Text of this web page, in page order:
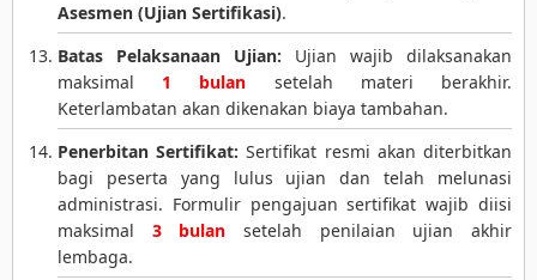
Asesmen (Ujian Sertifikasi).
Batas Pelaksanaan Ujian: Ujian wajib dilaksanakan
maksimal 1 bulan setelah materi berakhir.
Keterlambatan akan dikenakan biaya tambahan.
Penerbitan Sertifikat: Sertifikat resmi akan diterbitkan
bagi peserta yang lulus ujian dan telah melunasi
administrasi. Formulir pengajuan sertifikat wajib diisi
maksimal 3 bulan setelah penilaian ujian akhir
lembaga.